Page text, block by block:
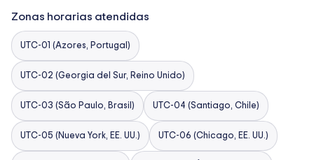
Zonas horarias atendidas
UTC-01 (Azores, Portugal)
UTC-02 (Georgia del Sur, Reino Unido)
UTC-03 (São Paulo, Brasil) UTC-04 (Santiago, Chile)
UTC-05 (Nueva York, EE. UU.) UTC-06 (Chicago, EE. UU.)